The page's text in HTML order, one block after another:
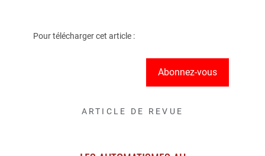
Pour télécharger cet article :
Abonnez-vous
ARTICLE DE REVUE